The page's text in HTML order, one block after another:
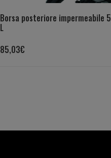
Borsa posteriore impermeabile 5
L
85,03€